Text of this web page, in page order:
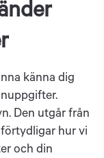
känna dig
Den utgår från
hur vi
och din